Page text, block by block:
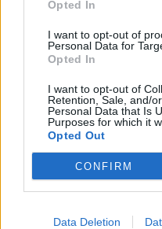
Opted In
I want to opt-out of
Personal Data for
Opted In
I want to opt-out of
Retention, Sale, and/
Personal Data that Is
Purposes for which it
Opted Out
CONFIRM
Data Deletion